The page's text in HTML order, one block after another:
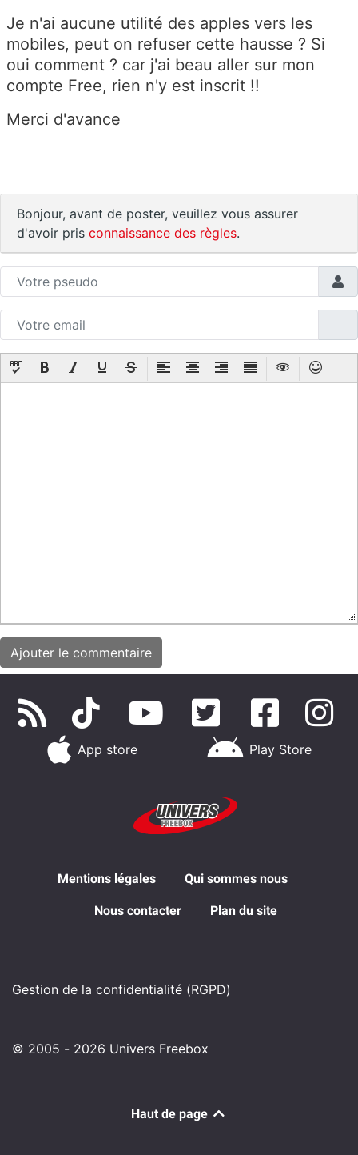
Je n'ai aucune utilité des apples vers les
mobiles, peut on refuser cette hausse ? Si
oui comment ? car j'ai beau aller sur mon
compte Free, rien n'y est inscrit !!
Merci d'avance
Bonjour, avant de poster, veuillez vous assurer
d'avoir pris connaissance des règles.
App store Play Store
Mentions légales Qui sommes nous
Nous contacter Plan du site
Gestion de la confidentialité (RGPD)
© 2005 - 2026 Univers Freebox
Haut de page